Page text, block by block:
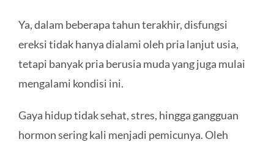
Ya, dalam beberapa tahun terakhir, disfungsi
ereksi tidak hanya dialami oleh pria lanjut usia,
tetapi banyak pria berusia muda yang juga mulai
mengalami kondisi ini.
Gaya hidup tidak sehat, stres, hingga gangguan
hormon sering kali menjadi pemicunya. Oleh